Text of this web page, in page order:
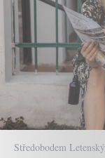
Středobodem